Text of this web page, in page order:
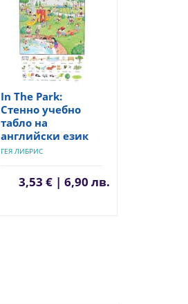
In The Park:
Стенно учебно
табло на
английски език
ГЕЯ ЛИБРИС
3,53 € | 6,90 лв.